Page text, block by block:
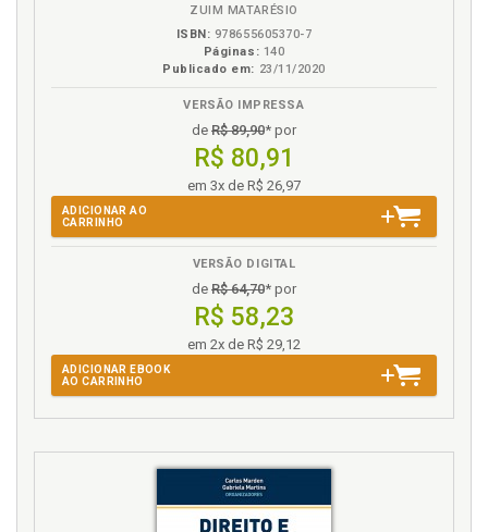
Direitos Econômicos. Instituto, p. 114
Direitos Econômicos. Instituto. Fonte, p. 114
Direitos Econômicos. Instituto. Natureza jurídica e
Empresarial desportivo, p. 107
Futebol. Delineamento histórico da relação entre
clube e jogador de fute-bol, p. 27
Futebol. Lex sportiva e lex publica do futebol, p. 41
Instituto Direitos Econômicos, p. 114
ZUIM MATARÉSIO
ISBN: 978655605370-7
Páginas: 140
Publicado em: 23/11/2020
VERSÃO IMPRESSA
de R$ 89,90* por
R$ 80,91
em 3x de R$ 26,97
ADICIONAR AO
CARRINHO
VERSÃO DIGITAL
de R$ 64,70* por
R$ 58,23
em 2x de R$ 29,12
ADICIONAR EBOOK
AO CARRINHO